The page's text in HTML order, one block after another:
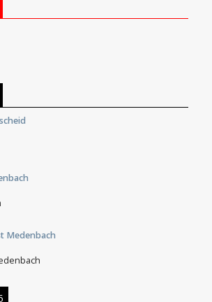
Medenbach